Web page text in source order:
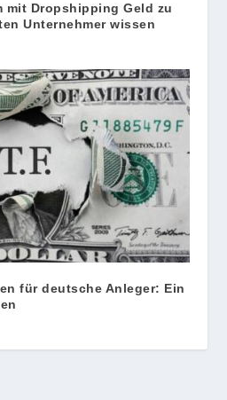
mit Dropshipping Geld zu
Unternehmer wissen
für deutsche Anleger: Ein